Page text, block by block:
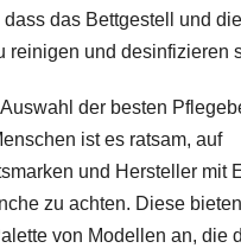
das Bettgestell und
reinigen und desinfizieren
der besten
ist es ratsam, auf
und Hersteller mit
zu achten. Diese
von Modellen an, die